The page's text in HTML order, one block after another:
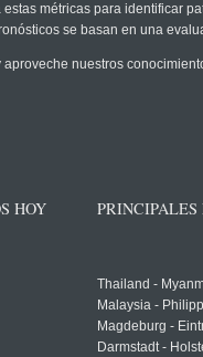
estas métricas para identificar
se basan en una
aproveche nuestros
HOY
Thailand -
Malaysia -
Magdeburg -
Darmstadt -